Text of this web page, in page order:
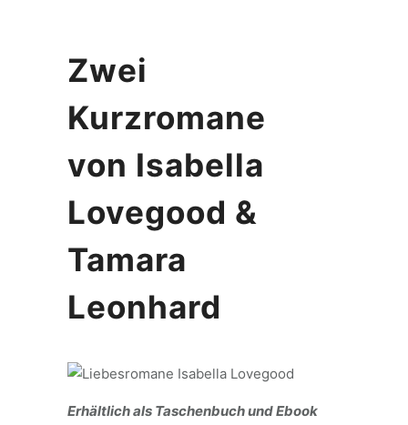
Zwei
Kurzromane
von Isabella
Lovegood &
Tamara
Leonhard
Erhältlich als Taschenbuch und Ebook